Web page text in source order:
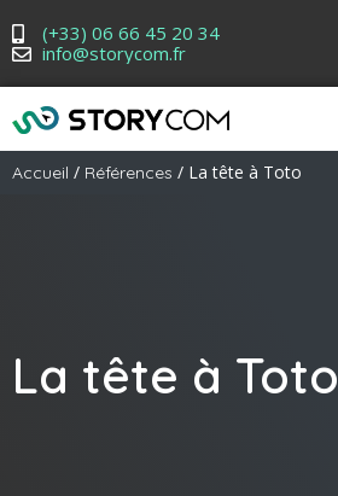
(+33) 06 66 45 20 34
info@storycom.fr
Accueil / Références / La tête à Toto
La tête à Toto